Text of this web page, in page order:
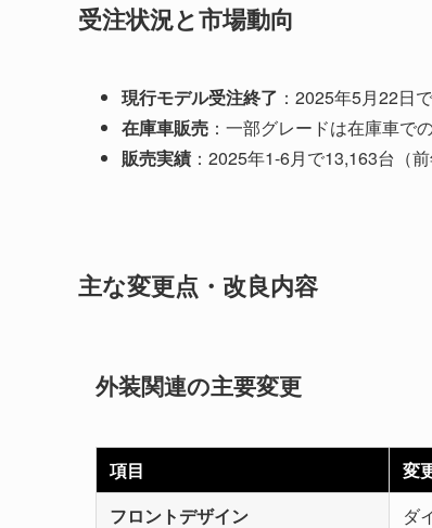
受注状況と市場動向
現行モデル受注終了 ：2025年5月22日
在庫車販売 ：一部グレードは在庫車で
販売実績 ：2025年1-6月で13,163台（
主な変更点・改良内容
外装関連の主要変更
項目 変
フロントデザイン
ダ